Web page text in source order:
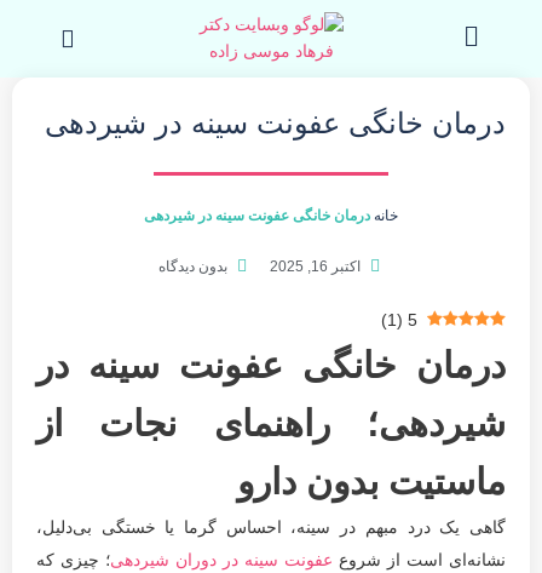
درمان خانگی عفونت سینه در شیردهی
خانه درمان خانگی عفونت سینه در شیردهی
اکتبر 16, 2025 بدون دیدگاه
5
(
1
)
درمان خانگی عفونت سینه در
شیردهی؛ راهنمای نجات از
ماستیت بدون دارو
گاهی یک درد مبهم در سینه، احساس گرما یا خستگی بی‌دلیل،
نشانه‌ای است از شروع عفونت سینه در دوران شیردهی؛ چیزی که